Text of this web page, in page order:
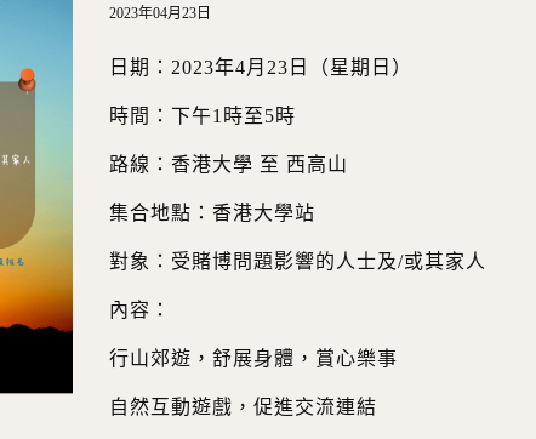
2023年04月23日
日期：2023年4月23日（星期日）
時間：下午1時至5時
路線：香港大學 至 西高山
集合地點：香港大學站
對象：受賭博問題影響的人士及/或其家人
內容：
行山郊遊，舒展身體，賞心樂事
自然互動遊戲，促進交流連結